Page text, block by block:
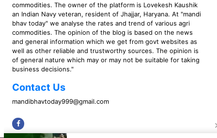
commodities. The owner of the platform is Lovekesh Kaushik
an Indian Navy veteran, resident of Jhajjar, Haryana. At "mandi
bhav today" we analyse the rates and trend of various agri
commodities. The opinion of the blog is based on the news
and general information which we get from govt websites as
well as other reliable and trustworthy sources. The opinion is
of general nature which may or may not be suitable for taking
business decisions."
Contact Us
mandibhavtoday999@gmail.com